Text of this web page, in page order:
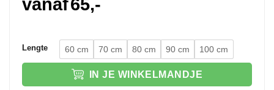
vanaf65,-
Lengte 60 cm 70 cm 80 cm 90 cm 100 cm
IN JE WINKELMANDJE